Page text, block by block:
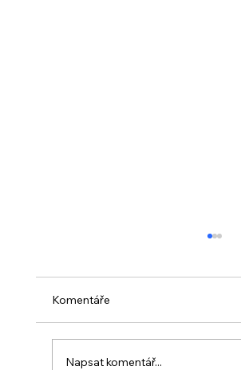
Komentáře
Napsat komentář...